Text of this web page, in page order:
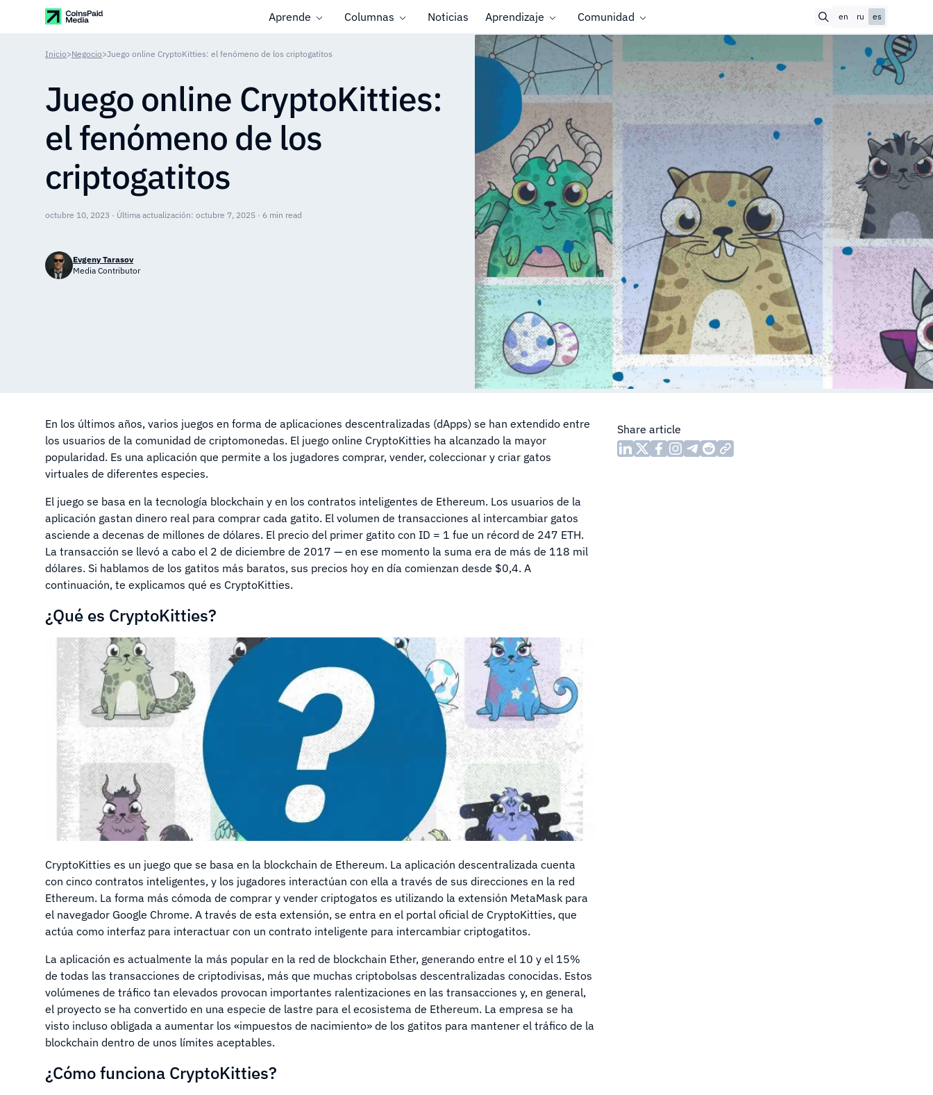
Aprende Columnas Noticias Aprendizaje Comunidad en ru es
Inicio>Negocio>Juego online CryptoKitties: el fenómeno de los criptogatitos
Juego online CryptoKitties:
el fenómeno de los
criptogatitos
octubre 10, 2023 · Última actualización: octubre 7, 2025 · 6 min read
Evgeny Tarasov
Media Contributor
En los últimos años, varios juegos en forma de aplicaciones descentralizadas (dApps) se han extendido entre
los usuarios de la comunidad de criptomonedas. El juego online CryptoKitties ha alcanzado la mayor
popularidad. Es una aplicación que permite a los jugadores comprar, vender, coleccionar y criar gatos
virtuales de diferentes especies.
El juego se basa en la tecnología blockchain y en los contratos inteligentes de Ethereum. Los usuarios de la
aplicación gastan dinero real para comprar cada gatito. El volumen de transacciones al intercambiar gatos
asciende a decenas de millones de dólares. El precio del primer gatito con ID = 1 fue un récord de 247 ETH.
La transacción se llevó a cabo el 2 de diciembre de 2017 — en ese momento la suma era de más de 118 mil
dólares. Si hablamos de los gatitos más baratos, sus precios hoy en día comienzan desde $0,4. A
continuación, te explicamos qué es CryptoKitties.
¿Qué es CryptoKitties?
CryptoKitties es un juego que se basa en la blockchain de Ethereum. La aplicación descentralizada cuenta
con cinco contratos inteligentes, y los jugadores interactúan con ella a través de sus direcciones en la red
Ethereum. La forma más cómoda de comprar y vender criptogatos es utilizando la extensión MetaMask para
el navegador Google Chrome. A través de esta extensión, se entra en el portal oficial de CryptoKitties, que
actúa como interfaz para interactuar con un contrato inteligente para intercambiar criptogatitos.
La aplicación es actualmente la más popular en la red de blockchain Ether, generando entre el 10 y el 15%
de todas las transacciones de criptodivisas, más que muchas criptobolsas descentralizadas conocidas. Estos
volúmenes de tráfico tan elevados provocan importantes ralentizaciones en las transacciones y, en general,
el proyecto se ha convertido en una especie de lastre para el ecosistema de Ethereum. La empresa se ha
visto incluso obligada a aumentar los «impuestos de nacimiento» de los gatitos para mantener el tráfico de la
blockchain dentro de unos límites aceptables.
¿Cómo funciona CryptoKitties?
Share article